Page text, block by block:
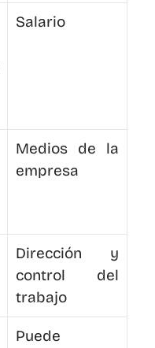
Salario
Medios de la
empresa
Dirección y
control del
trabajo
Puede